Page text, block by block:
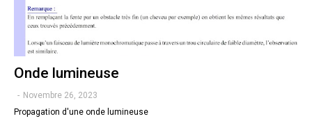
Onde lumineuse
- Novembre 26, 2023
Propagation d'une onde lumineuse